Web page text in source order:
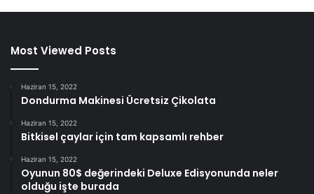
Most Viewed Posts
Haziran 15, 2022
Dondurma Makinesi Ücretsiz Çikolata
Haziran 15, 2022
Bitkisel çaylar için tam kapsamlı rehber
Haziran 15, 2022
Oyunun 80$ değerindeki Deluxe Edisyonunda neler
olduğu işte burada